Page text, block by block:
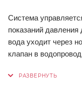
Система
показаний давления
вода уходит через
клапан в